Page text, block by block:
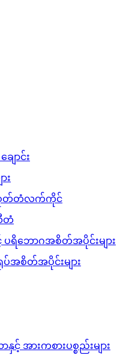
ောင်း
း
စုတ်တံလက်ကိုင်
တံ
ရိဘောဂအစိတ်အပိုင်းများ
အစိတ်အပိုင်းများ
င့် အားကစားပစ္စည်းများ